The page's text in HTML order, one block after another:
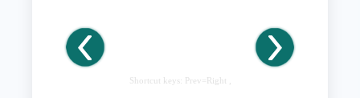
Shortcut keys: Prev=Right ,